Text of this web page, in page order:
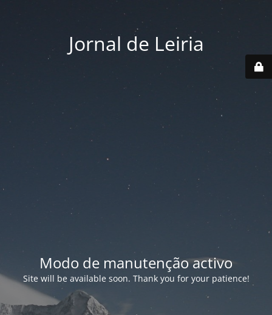
Jornal de Leiria
Modo de manutenção activo
Site will be available soon. Thank you for your patience!